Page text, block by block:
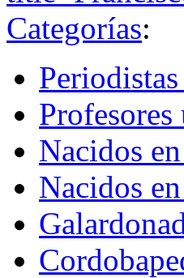
Categorías:
Nacidos
Nacidos